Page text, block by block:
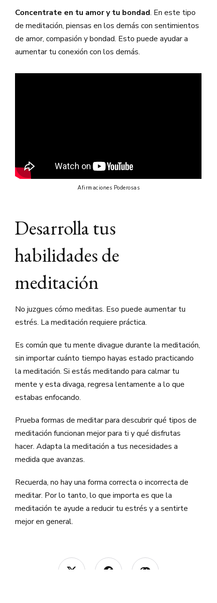
Concentrate en tu amor y tu bondad. En este tipo
de meditación, piensas en los demás con sentimientos
de amor, compasión y bondad. Esto puede ayudar a
aumentar tu conexión con los demás.
Afirmaciones Poderosas
Desarrolla tus
habilidades de
meditación
No juzgues cómo meditas. Eso puede aumentar tu
estrés. La meditación requiere práctica.
Es común que tu mente divague durante la meditación,
sin importar cuánto tiempo hayas estado practicando
la meditación. Si estás meditando para calmar tu
mente y esta divaga, regresa lentamente a lo que
estabas enfocando.
Prueba formas de meditar para descubrir qué tipos de
meditación funcionan mejor para ti y qué disfrutas
hacer. Adapta la meditación a tus necesidades a
medida que avanzas.
Recuerda, no hay una forma correcta o incorrecta de
meditar. Por lo tanto, lo que importa es que la
meditación te ayude a reducir tu estrés y a sentirte
mejor en general.